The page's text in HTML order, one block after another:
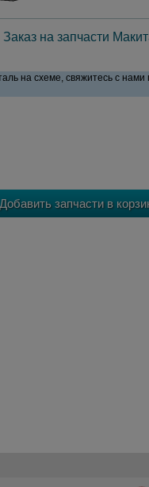
Заказ на запчасти
на схеме, свяжитесь с